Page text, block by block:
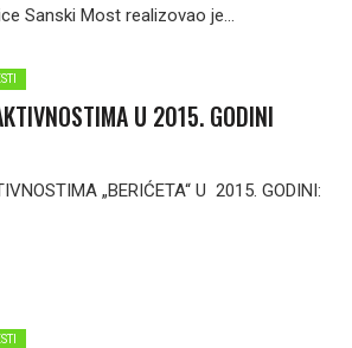
Sanski Most realizovao je...
U 2015. GODINI
„BERIĆETA“ U 2015. GODINI: